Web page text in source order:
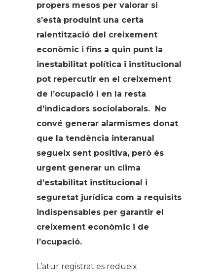
propers mesos per valorar si
s’està produint una certa
ralentització del creixement
econòmic i fins a quin punt la
inestabilitat política i institucional
pot repercutir en el creixement
de l’ocupació i en la resta
d’indicadors sociolaborals. No
convé generar alarmismes donat
que la tendència interanual
segueix sent positiva, però és
urgent generar un clima
d’estabilitat institucional i
seguretat jurídica com a requisits
indispensables per garantir el
creixement econòmic i de
l’ocupació.
L’atur registrat es redueix